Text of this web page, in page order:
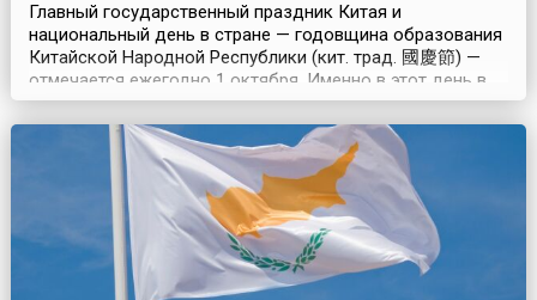
Главный государственный праздник Китая и
национальный день в стране — годовщина образования
Китайской Народной Республики (кит. трад. 國慶節) —
отмечается ежегодно 1 октября. Именно в этот день в
1949 году на митинге на площади Тяньаньмэнь в Пекине
было провозглашено Образование КНР, а 2 декабря
того же года центральное народное правительство
издало постановление об объявлении 1 октября
националь...